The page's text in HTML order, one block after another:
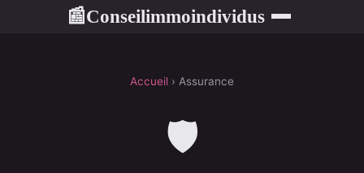
📰Conseilimmoindividus
Accueil › Assurance
🛡️